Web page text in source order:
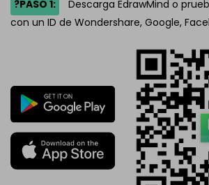
?PASO 1:
Descarga EdrawMind o
con un ID de Wondershare, Google,